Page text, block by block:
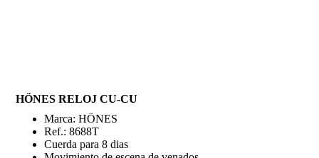
HÖNES RELOJ CU-CU
Marca: HÖNES
Ref.: 8688T
Cuerda para 8 dias